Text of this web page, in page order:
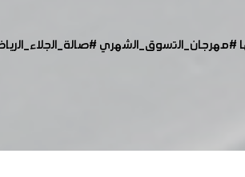
#مهرجان_التسوق_الشهري